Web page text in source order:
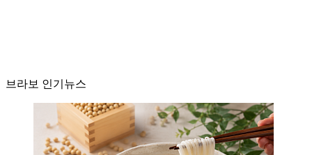
브라보 인기뉴스